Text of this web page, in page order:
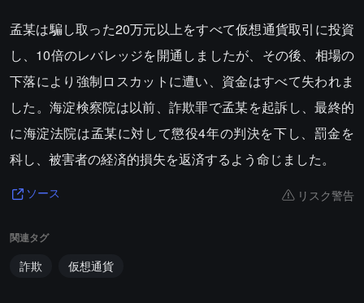
孟某は騙し取った20万元以上をすべて仮想通貨取引に投資
し、10倍のレバレッジを開通しましたが、その後、相場の
下落により強制ロスカットに遭い、資金はすべて失われま
した。海淀検察院は以前、詐欺罪で孟某を起訴し、最終的
に海淀法院は孟某に対して懲役4年の判決を下し、罰金を
科し、被害者の経済的損失を返済するよう命じました。
ソース リスク警告
関連タグ
詐欺 仮想通貨